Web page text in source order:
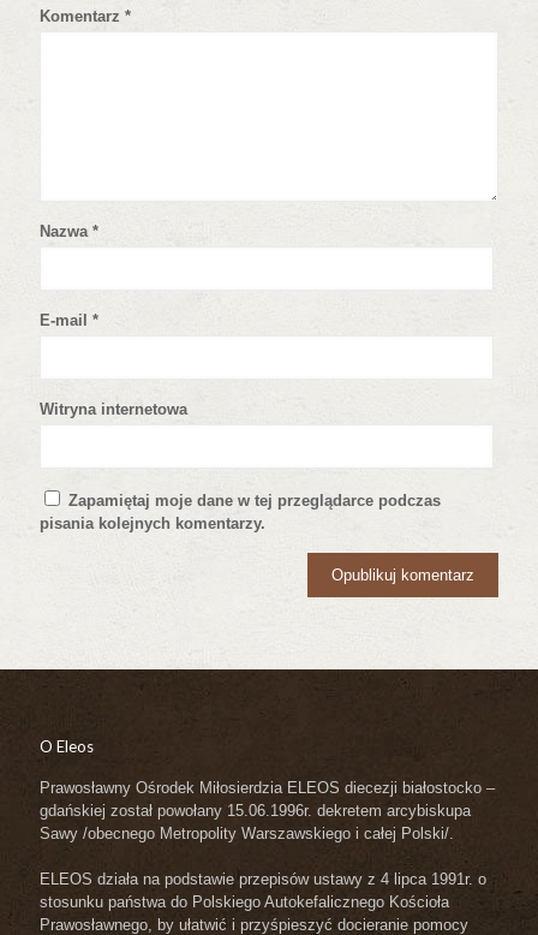
Komentarz *
Nazwa *
E-mail *
Witryna internetowa
Zapamiętaj moje dane w tej przeglądarce podczas
pisania kolejnych komentarzy.
O Eleos
Prawosławny Ośrodek Miłosierdzia ELEOS diecezji białostocko –
gdańskiej został powołany 15.06.1996r. dekretem arcybiskupa
Sawy /obecnego Metropolity Warszawskiego i całej Polski/.
ELEOS działa na podstawie przepisów ustawy z 4 lipca 1991r. o
stosunku państwa do Polskiego Autokefalicznego Kościoła
Prawosławnego, by ułatwić i przyśpieszyć docieranie pomocy